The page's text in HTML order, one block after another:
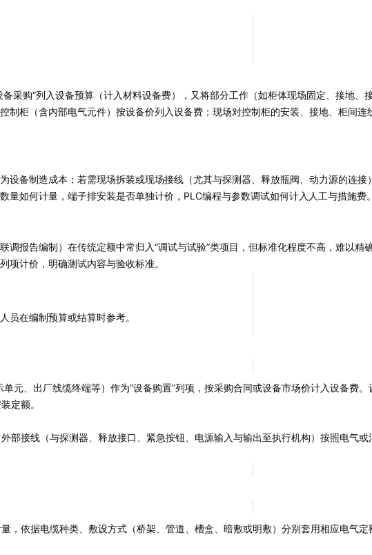
采购”列入设备预算（计入材料设备费），又将部分工作（如柜体现场固定、接地、
制柜（含内部电气元件）按设备价列入设备费；现场对控制柜的安装、接地、柜间连
设备制造成本；若需现场拆装或现场接线（尤其与探测器、释放瓶阀、动力源的连接
量如何计量，端子排安装是否单独计价，PLC编程与参数调试如何计入人工与措施费
调报告编制）在传统定额中常归入“调试与试验”类项目，但标准化程度不高，难以精
项计价，明确测试内容与验收标准。
员在编制预算或结算时参考。
元、出厂线缆终端等）作为“设备购置”列项，按采购合同或设备市场价计入设备费
定额。
部接线（与探测器、释放接口、紧急按钮、电源输入与输出至执行机构）按照电气
，依据电缆种类、敷设方式（桥架、管道、槽盒、暗敷或明敷）分别套用相应电气定